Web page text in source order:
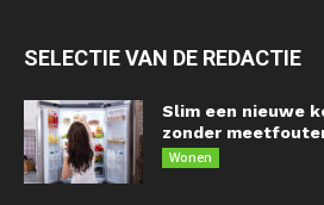
SELECTIE VAN DE REDACTIE
Slim een nieuwe
zonder
Wonen